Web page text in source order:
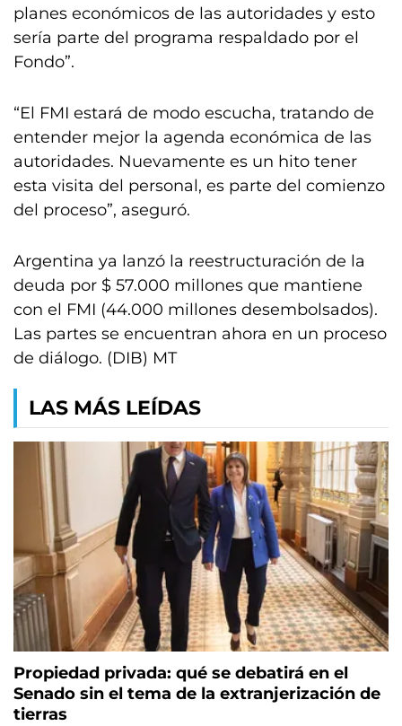
planes económicos de las autoridades y esto
sería parte del programa respaldado por el
Fondo”.
“El FMI estará de modo escucha, tratando de
entender mejor la agenda económica de las
autoridades. Nuevamente es un hito tener
esta visita del personal, es parte del comienzo
del proceso”, aseguró.
Argentina ya lanzó la reestructuración de la
deuda por $ 57.000 millones que mantiene
con el FMI (44.000 millones desembolsados).
Las partes se encuentran ahora en un proceso
de diálogo. (DIB) MT
LAS MÁS LEÍDAS
Propiedad privada: qué se debatirá en el
Senado sin el tema de la extranjerización de
tierras